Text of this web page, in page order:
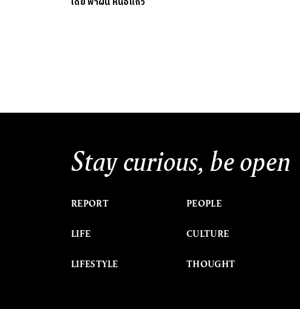
Stay curious, be open
REPORT
LIFE
LIFESTYLE
PEOPLE
CULTURE
THOUGHT